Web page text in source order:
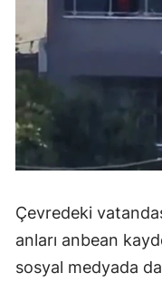
Çevredeki
anları anbean
sosyal medyada